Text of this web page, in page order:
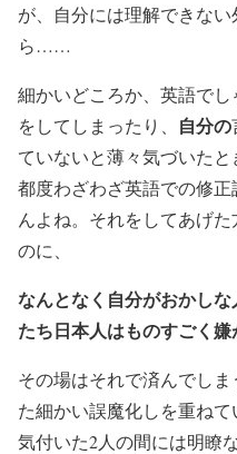
が、自分には理解できな
ら……
細かいどころか、英語でし
をしてしまったり、 自分の
ていないと薄々気づいた
都度わざわざ英語での修
んよね。それをしてあげ
のに、
なんとなく自分がおかし
たち日本人はものすごく嫌
その場はそれで済んでし
た細かい誤魔化しを重ね
気付いた2人の間には明瞭